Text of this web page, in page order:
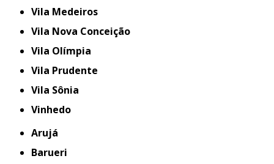
Vila Medeiros
Vila Nova Conceição
Vila Olímpia
Vila Prudente
Vila Sônia
Vinhedo
Arujá
Barueri